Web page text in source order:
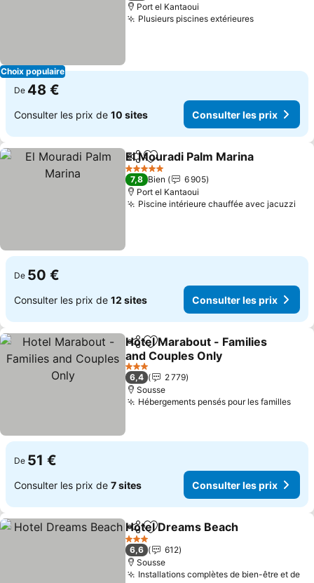
Choix populaire
Port el Kantaoui
Plusieurs piscines extérieuresConsulter
De 48 €
Consulter les prix de 10 sites Consulter les prix
PartagerAjouter à mes favoris
El Mouradi Palm Marina
5 Étoiles
7,8 Bien
6 905
Port el Kantaoui
Piscine intérieure chauffée avec jacuzzi
De 50 €
Consulter les prix de 12 sites Consulter les prix
PartagerAjouter à mes favoris
Hotel Marabout - Families
and Couples Only
Consulter les prix
3 Étoiles
6,4
2 779
Sousse
Hébergements pensés pour les familles
De 51 €
Consulter les prix de 7 sites Consulter les prix
PartagerAjouter à mes favoris
Hotel Dreams Beach
3 Étoiles
6,6
612
Sousse
Installations complètes de bien-être et de